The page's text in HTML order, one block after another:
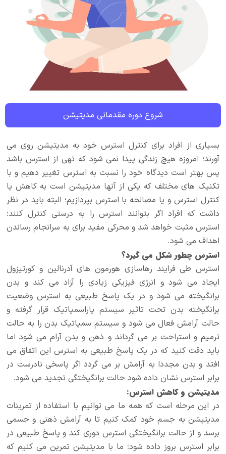
شروع دوره مقدماتی مدیتیشن
بسیاری از افراد برای کنترل استرس خود به مدیتیشن روی می
آورند؛ امروزه هیچ زندگی پیدا نمی شود که تهی از استرس باشد
پس بهتر است دیدگاه خود را نسبت به استرس تغییر دهیم و با
تکنیک های مختلف که یکی از آنها مدیتیشن است به کاهش یا
کنترل استرس و یا مصالحه با استرس بپردازیم؛ البته باید در نظر
داشت که افراد اگر بتوانند استرس را به درستی کنترل کنند؛
استرس مثبت خواهد شد و محرکی مفید برای به سرانجام رساندن
اهداف می شود.
استرس چطور شکل می گیرد؟
استرس طی فرایند رهاسازی هورمون های آدرنالین و کورتیزول
ایجاد می شود و انرژی فیزیکی زیادی را آزاد می کند و بدن
برانگیخته می شود و در یک پاسخ طبیعی به استرس وضعیت
برانگیخته بدن تحت تاثیر سیستم پاراسمپاتیک قرار گرفته و
حالت آرامش فعال می شود و سیستم سمپاتیک بدن را به حالت
ترمیم و استراحت بر می گرداند و ذهن و بدن آرام می شود اما
باید دقت کنید که در یک پاسخ طبیعی به استرس این اتفاق می
افتد و بدن مجددا به آرامش بر می گردد اگر پاسخی نادرست در
برابر استرس نشان داده شود حالت برانگیختگی تجدید می شود.
مدیتیشن و کاهش استرس:
در این مرحله است که همه ما می توانیم با استفاده از تمرینات
مدیتیشن به جسم خود کمک کنیم تا به آرامش ذهنی و جسمی
برسد و از حالت برانگیختگی استرس دوری کند و پاسخ طبیعی در
برابر استرس بروز داده شود؛ ما با مدیتیشن تمرین می کنیم که